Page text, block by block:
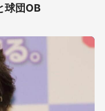
球団OB